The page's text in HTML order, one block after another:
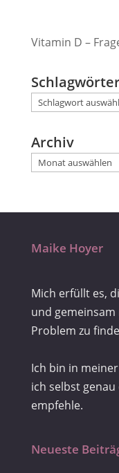
Vitamin D –
Archiv
Maike Hoyer
Mich erfüllt es,
und
Problem zu
Ich bin in
ich selbst genau
empfehle.
Neueste